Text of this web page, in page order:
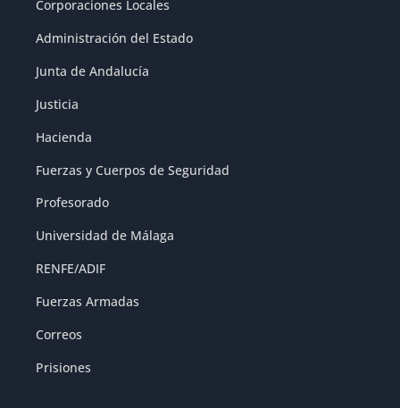
Corporaciones Locales
Administración del Estado
Junta de Andalucía
Justicia
Hacienda
Fuerzas y Cuerpos de Seguridad
Profesorado
Universidad de Málaga
RENFE/ADIF
Fuerzas Armadas
Correos
Prisiones